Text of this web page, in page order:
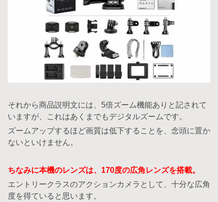
それから商品説明文には、5倍ズーム機能ありと記されて
いますが、これはあくまでもデジタルズームです。
ズームアップするほど画質は低下することを、念頭に置か
ないといけません。
ちなみに本機のレンズは、170度の広角レンズを搭載。
エントリークラスのアクションカメラとして、十分な広角
度を得ていると思います。